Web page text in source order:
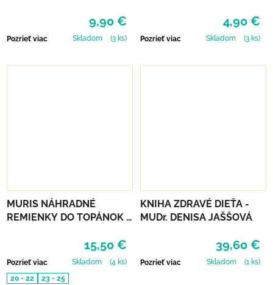
9,90 €
Pozrieť viac Skladom (3 ks)
4,90 €
Pozrieť viac Skladom (3 ks)
MURIS NÁHRADNÉ
REMIENKY DO TOPÁNOK 3
15,50 €
Pozrieť viac Skladom
(4 ks)
20 - 22
23 - 25
KNIHA ZDRAVÉ DIEŤA -
MUDr. DENISA JAŠŠOVÁ
39,60 €
Pozrieť viac Skladom (1 ks)